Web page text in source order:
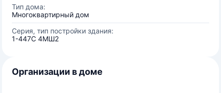
Тип дома:
Многоквартирный дом
Серия, тип постройки здания:
1-447С 4МШ2
Организации в доме